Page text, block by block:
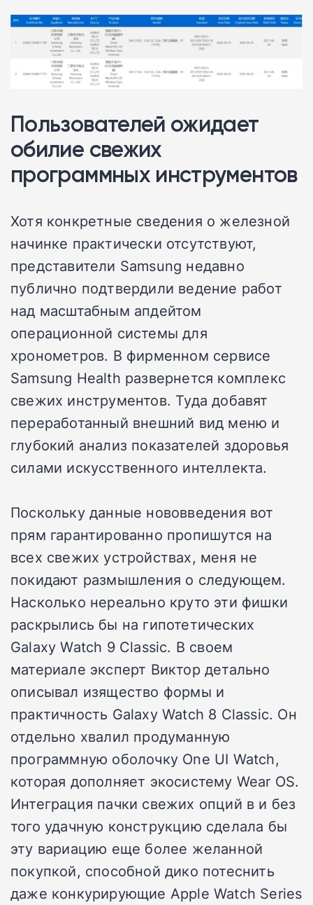
Пользователей ожидает
обилие свежих
программных инструментов
Хотя конкретные сведения о железной
начинке практически отсутствуют,
представители Samsung недавно
публично подтвердили ведение работ
над масштабным апдейтом
операционной системы для
хронометров. В фирменном сервисе
Samsung Health развернется комплекс
свежих инструментов. Туда добавят
переработанный внешний вид меню и
глубокий анализ показателей здоровья
силами искусственного интеллекта.
Поскольку данные нововведения вот
прям гарантированно пропишутся на
всех свежих устройствах, меня не
покидают размышления о следующем.
Насколько нереально круто эти фишки
раскрылись бы на гипотетических
Galaxy Watch 9 Classic. В своем
материале эксперт Виктор детально
описывал изящество формы и
практичность Galaxy Watch 8 Classic. Он
отдельно хвалил продуманную
программную оболочку One UI Watch,
которая дополняет экосистему Wear OS.
Интеграция пачки свежих опций в и без
того удачную конструкцию сделала бы
эту вариацию еще более желанной
покупкой, способной дико потеснить
даже конкурирующие Apple Watch Series